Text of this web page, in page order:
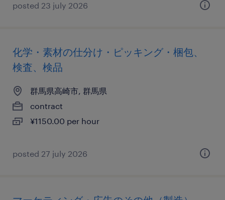
posted 23 july 2026
化学・素材の仕分け・ピッキング・梱包、
検査、検品
群馬県高崎市, 群馬県
contract
¥1150.00 per hour
posted 27 july 2026